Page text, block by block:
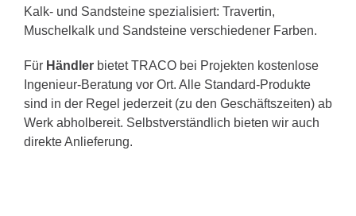
Kalk- und Sandsteine spezialisiert: Travertin,
Muschelkalk und Sandsteine verschiedener Farben.
Für Händler bietet TRACO bei Projekten kostenlose
Ingenieur-Beratung vor Ort. Alle Standard-Produkte
sind in der Regel jederzeit (zu den Geschäftszeiten) ab
Werk abholbereit. Selbstverständlich bieten wir auch
direkte Anlieferung.